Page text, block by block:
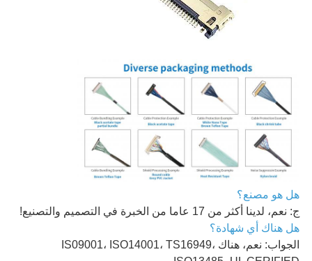
هل هو مصنع؟
ج: نعم، لدينا أكثر من 17 عاما من الخبرة في التصميم والتصنيع!
هل هناك أي شهادة؟
الجواب: نعم، هناك IS09001، ISO14001، TS16949،